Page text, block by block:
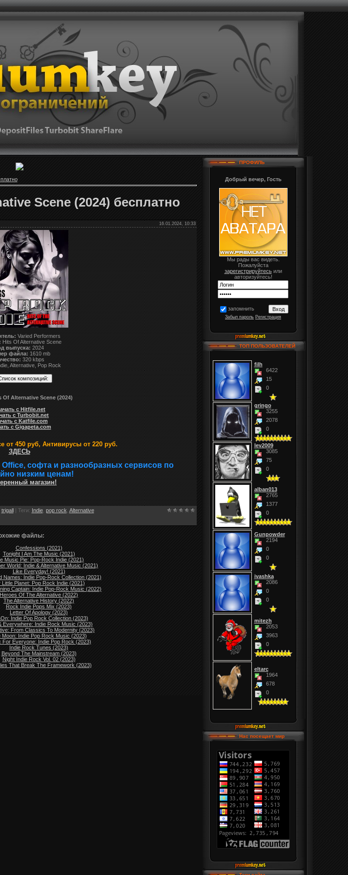
Scene (2024) бесплатно
16.01.2024, 10:33
Varied Performers
Hits Of Alternative Scene
выпуска:2024
файла:1610 mb
320 kbps
Alternative, Pop Rock
Of Alternative Scene (2024)
с Hitfile.net
с Turbobit.net
с Katfile.com
с Gigapeta.com
от 450 руб, Антивирусы от 220 руб.
ЗДЕСЬ
софта и разнообразных сервисов по
низким ценам!
магазин!
trigall| Теги: Indie, pop rock Alternative
файлы:
Confessions (2021)
Tonight I Am The Music (2021)
Music Pie: Pop-Rock Indie (2021)
World: Indie & Alternative Music (2021)
Like Everyday! (2021)
Names: Indie Pop-Rock Collection (2021)
Little Planet: Pop Rock Indie (2021)
Captain: Indie Pop-Rock Music (2022)
Heroes Of The Alternative (2022)
The Alternative History (2022)
Rock Indie Pops Mix (2023)
Letter Of Apology (2023)
Indie Pop Rock Collection (2023)
Everywhere: Indie Rock Music (2023)
From Classics To Modernity (2023)
Moon: Indie Pop Rock Music (2023)
For Everyone: Indie Pop Rock (2023)
Indie Rock Tunes (2023)
Beyond The Mainstream (2023)
Night Indie Rock Vol. 02 (2023)
That Break The Framework (2023)
ПРОФИЛЬ
Добрый вечер, Гость
Мы рады вас видеть.
Пожалуйста
зарегистрируйтесьили
авторизуйтесь!
запомнить
Забыл пароль Регистрация
ТОП ПОЛЬЗОВАТЕЛЕЙ
filh
6422
15
0
gringo
3255
2078
0
lev2009
3085
75
0
alban013
2765
1377
0
Gunpowder
2194
0
0
ivashka
2086
0
0
mitezh
2053
3963
0
eltarc
1964
678
0
Нас посещает мир